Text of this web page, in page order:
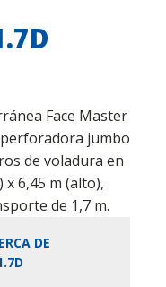
Face Master
jumbo
de voladura en
6,45 m (alto),
de 1,7 m.
DE